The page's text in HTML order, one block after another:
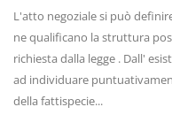
L'atto negoziale si può
ne qualificano la struttura
richiesta dalla legge . Dall'
ad individuare
della fattispecie...